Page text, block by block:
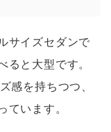
サイズセダンで
と大型です。
感を持ちつつ、
います。